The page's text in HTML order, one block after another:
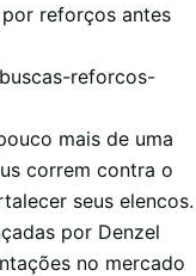
reforços antes
reforcos-
mais de uma
correm contra o
seus elencos.
por Denzel
no mercado